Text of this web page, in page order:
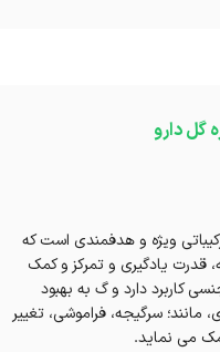
گل دارو
ویژه و هدفمندی است که
یادگیری و تمرکز و کمک
کاربرد دارد و گ به بهبود
مانند؛ سرگیجه، فراموشی، تغییر
می نماید.